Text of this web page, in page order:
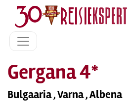
Gergana 4*
Bulgaaria , Varna , Albena